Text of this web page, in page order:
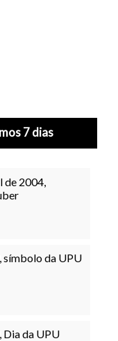
7 dias
de 2004,
símbolo da UPU
Dia da UPU